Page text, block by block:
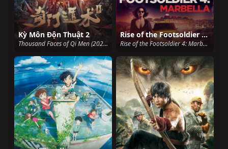
Kỳ Môn Độn Thuật 2
Thousand Faces of Qi Men (2023)
Rise of the Footsoldier 4: Marbella
Rise of the Footsoldier 4: Marbella (2019)